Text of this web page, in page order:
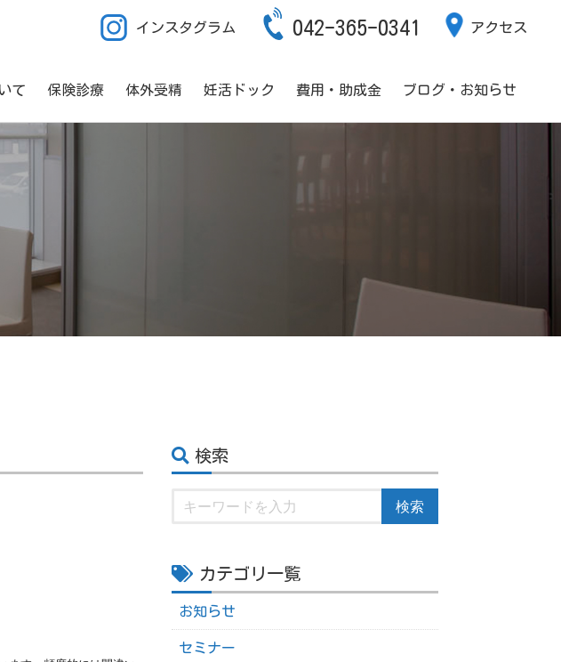
インスタグラム 042-365-0341 アクセス
て 保険診療 体外受精 妊活ドック 費用・助成金 ブログ・お知らせ
検索
検索
カテゴリ一覧
お知らせ
セミナー